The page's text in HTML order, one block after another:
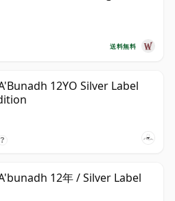
送料無料
12YO Silver Label
?
12年 / Silver Label